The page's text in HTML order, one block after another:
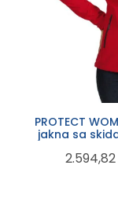
PROTECT
jakna sa
2.594,82